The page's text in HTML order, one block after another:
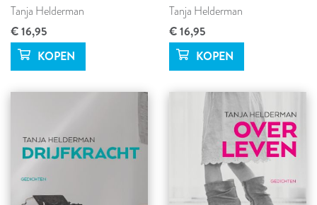
Tanja Helderman
€ 16,95
Tanja Helderman
€ 16,95